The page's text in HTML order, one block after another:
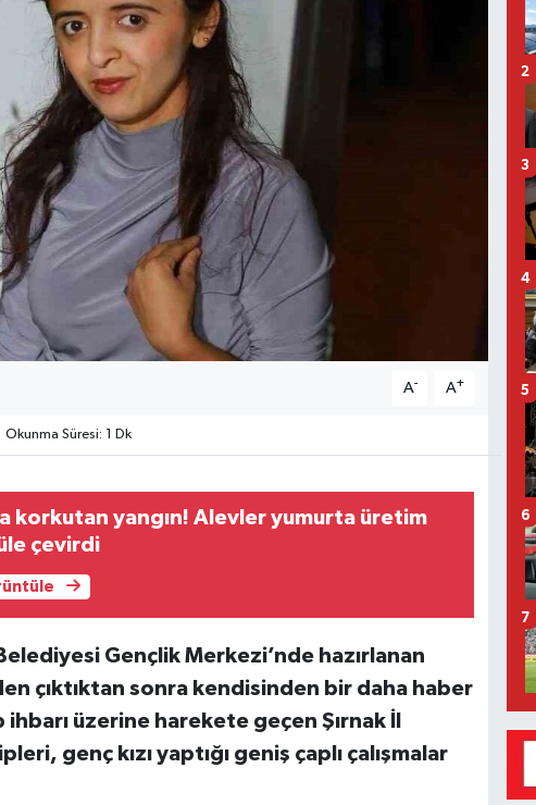
A- A+
Okunma Süresi: 1 Dk
korkutan yangın! Alevler yumurta üretim
çevirdi
Gençlik Merkezi’nde hazırlanan
çıktıktan sonra kendisinden bir daha haber
ihbarı üzerine harekete geçen Şırnak İl
genç kızı yaptığı geniş çaplı çalışmalar
2
3
4
5
6
7